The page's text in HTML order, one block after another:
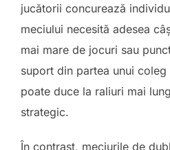
jucătorii concurează
meciului necesită adesea
mai mare de jocuri sau
suport din partea unui
poate duce la raliuri mai
strategic.
În contrast, meciurile de